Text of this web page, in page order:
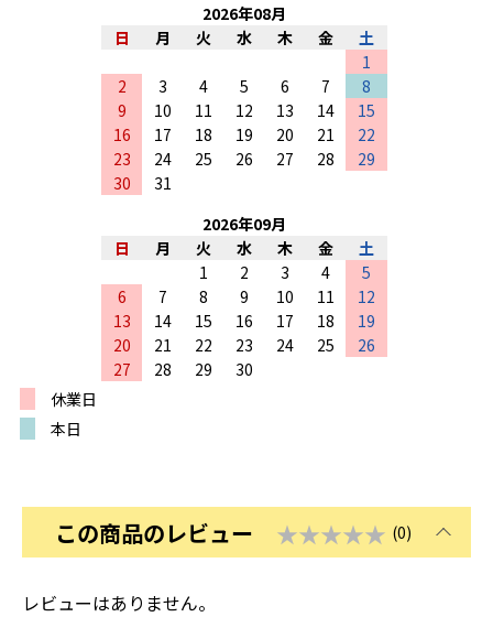
2026年08月
日
月 火 水 木 金
土
1
2
3 4 5 6 7
8
9
10 11 12 13 14
15
16
17 18 19 20 21
22
23
24 25 26 27 28
29
30
31
2026年09月
日
月 火 水 木 金
土
1
2 3 4
5
6
7 8 9 10 11
12
13
14 15 16 17 18
19
20
21 22 23 24 25
26
27
28 29
30
休業日
本日
この商品のレビュー ★★★★★ (0)
レビューはありません。